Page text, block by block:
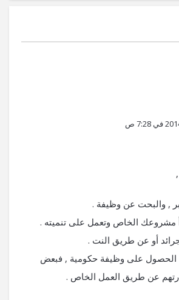
, والبحت عن وظيفة .
مشروعك الخاص وتعمل على تنميته .
أو عن طريق النت .
على وظيفة حكومية , فبعض
عن طريق العمل الخاص .